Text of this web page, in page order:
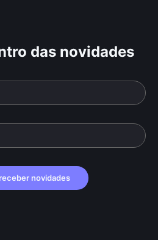
das novidades
novidades